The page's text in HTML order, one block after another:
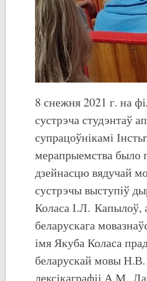
8 снежня 2021 г. на
сустрэча студэнтаў
супрацоўнікамі
мерапрыемства было
дзейнасцю вядучай
сустрэчы выступіў
Коласа І.Л. Капылоў,
беларускага
імя Якуба Коласа
беларускай мовы Н.В.
лексікаграфіі А.М.